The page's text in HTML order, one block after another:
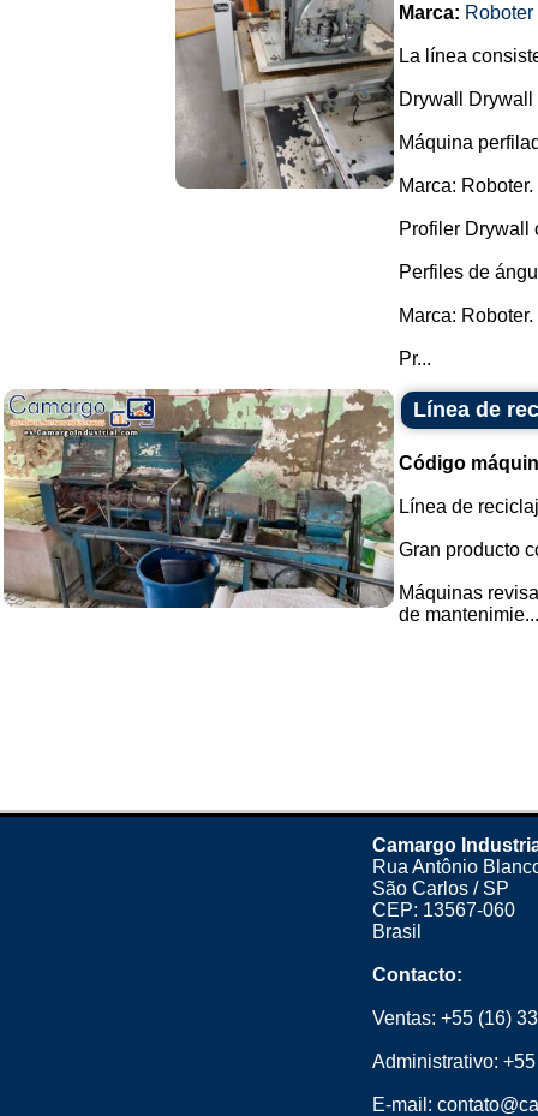
Marca: Roboter
La línea
Drywall Drywall
Máquina
Marca: Roboter.
Profiler Drywall
Perfiles de
Marca: Roboter.
Pr...
Línea de
Código
Línea de
Gran producto
Máquinas
de mantenimie...
Camargo
Rua Antônio
São Carlos / SP
CEP: 13567-060
Brasil
Contacto:
Ventas: +55 (16)
Administrativo:
E-mail: